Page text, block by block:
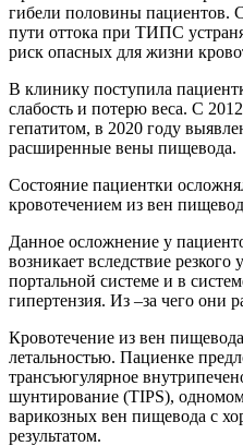
гибели половины пациентов.
пути оттока при ТИПС
риск опасных для жизни
В клинику поступила
слабость и потерю веса. С
гепатитом, в 2020 году
расширенные вены пищевода.
Состояние пациентки
кровотечением из вен
Данное осложнение у
возникает вследствие резкого
портальной системе и в
гипертензия. Из –за чего они
Кровотечение из вен
летальностью. Пациенке
трансъюгулярное
шунтирование (TIPS),
варикозных вен пищевода с
результатом.